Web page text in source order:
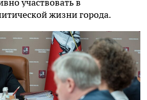
участвовать в
жизни города.